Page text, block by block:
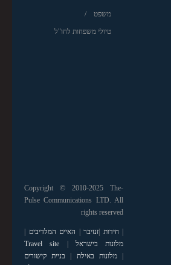
משפט
טיולי משפחות לחו"ל
Copyright © 2010-2025 The-
Pulse Communications LTD. All
rights reserved
|חידות |זנזיבר | האיים המלדיבים |
מלונות בישראל |
Travel site
|מלונות באילת | בניית קישורים